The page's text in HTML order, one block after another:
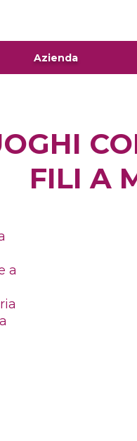
Azienda
FILI A
a